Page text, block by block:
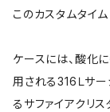
このカスタムタイム
ケースには、酸化
用される316Ｌサ
るサファイアクリ